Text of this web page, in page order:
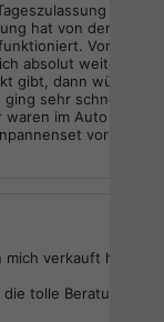
dort
hat von der
Von daher
absolut
gibt, dann würde ich
sehr schnell
im Auto weder
mich verkauft haben.
die tolle Beratung.